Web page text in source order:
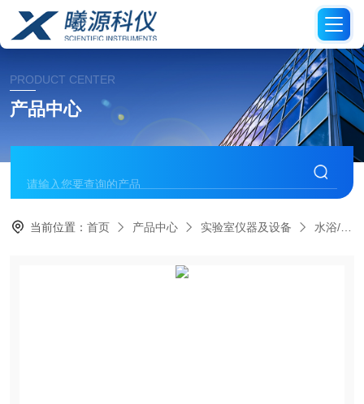
PRODUCT CENTER
产品中心
当前位置：首页 产品中心 实验室仪器及设备 水浴/油浴/恒温槽